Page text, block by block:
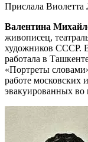
Прислала Виолетта
Валентина
живописец,
художников СССР.
работала в
«Портреты
работе московских
эвакуированных